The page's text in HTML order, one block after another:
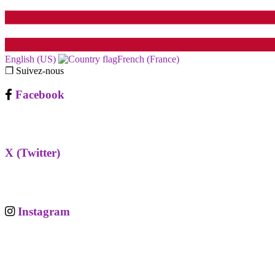
English (US)‎
French (France)‎
❐ Suivez-nous
Facebook
X (Twitter)
Instagram